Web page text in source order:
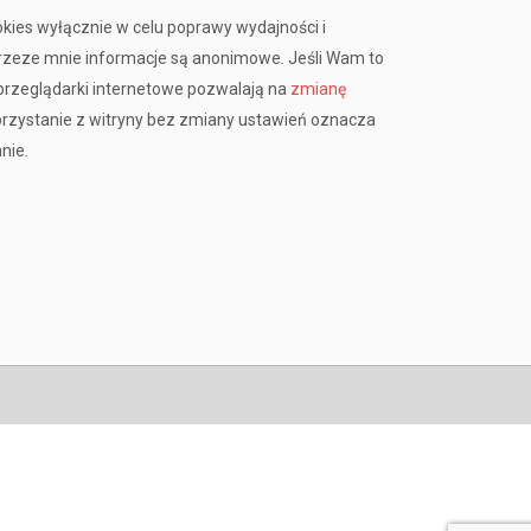
wyłącznie w celu poprawy wydajności i
mnie informacje są anonimowe. Jeśli Wam to
internetowe pozwalają na zmianę
z witryny bez zmiany ustawień oznacza